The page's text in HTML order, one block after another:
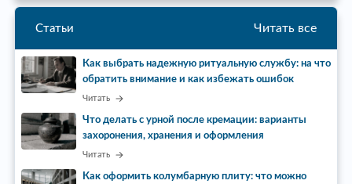
Статьи Читать все
Как выбрать надежную ритуальную службу: на что
обратить внимание и как избежать ошибок
Читать
Что делать с урной после кремации: варианты
захоронения, хранения и оформления
Читать
Как оформить колумбарную плиту: что можно